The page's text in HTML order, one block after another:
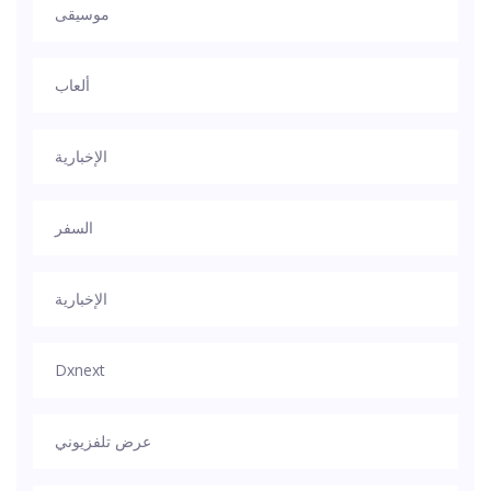
موسيقى
ألعاب
الإخبارية
السفر
الإخبارية
Dxnext
عرض تلفزيوني